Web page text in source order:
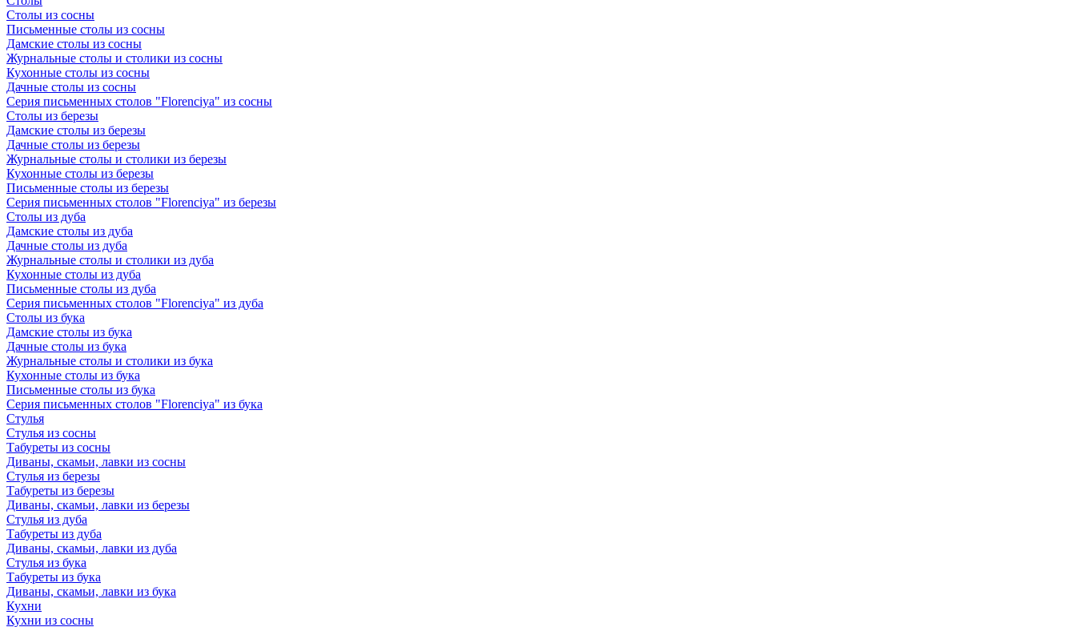
Столы из сосны
Письменные столы из сосны
Дамские столы из сосны
Журнальные столы и столики из сосны
Кухонные столы из сосны
Дачные столы из сосны
Серия письменных столов "Florenciya" из сосны
Столы из березы
Дамские столы из березы
Дачные столы из березы
Журнальные столы и столики из березы
Кухонные столы из березы
Письменные столы из березы
Серия письменных столов "Florenciya" из березы
Столы из дуба
Дамские столы из дуба
Дачные столы из дуба
Журнальные столы и столики из дуба
Кухонные столы из дуба
Письменные столы из дуба
Серия письменных столов "Florenciya" из дуба
Столы из бука
Дамские столы из бука
Дачные столы из бука
Журнальные столы и столики из бука
Кухонные столы из бука
Письменные столы из бука
Серия письменных столов "Florenciya" из бука
Стулья
Стулья из сосны
Табуреты из сосны
Диваны, скамьи, лавки из сосны
Стулья из березы
Табуреты из березы
Диваны, скамьи, лавки из березы
Стулья из дуба
Табуреты из дуба
Диваны, скамьи, лавки из дуба
Стулья из бука
Табуреты из бука
Диваны, скамьи, лавки из бука
Кухни
Кухни из сосны